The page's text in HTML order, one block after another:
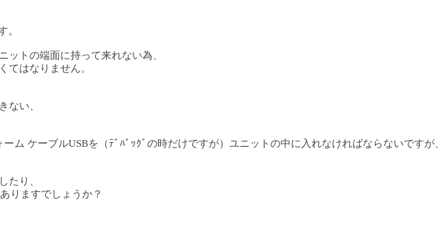
。
ットの端面に持って来れない為、
てはなりません。
ない、
ム ケーブルUSBを（ﾃﾞﾊﾞｯｸﾞの時だけですが）ユニットの中に入れなければならないですが、
たり、
りますでしょうか？